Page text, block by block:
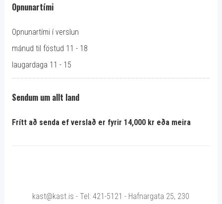
Opnunartími
Opnunartími í verslun
mánud til föstud 11 - 18
laugardaga 11 - 15
Sendum um allt land
Frítt að senda ef verslað er fyrir 14,000 kr eða meira
kast@kast.is - Tel: 421-5121 - Hafnargata 25, 230